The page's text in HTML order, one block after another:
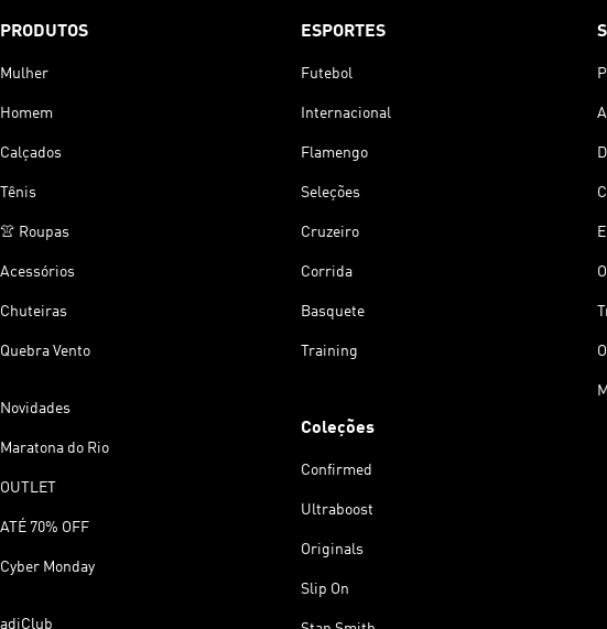
PRODUTOS
Mulher
Homem
Calçados
Tênis
👚 Roupas
Acessórios
Chuteiras
Quebra Vento
Novidades
Maratona do Rio
OUTLET
ATÉ 70% OFF
Cyber Monday
adiClub
ESPORTES
Futebol
Internacional
Flamengo
Seleções
Cruzeiro
Corrida
Basquete
Training
Coleções
Confirmed
Ultraboost
Originals
Slip On